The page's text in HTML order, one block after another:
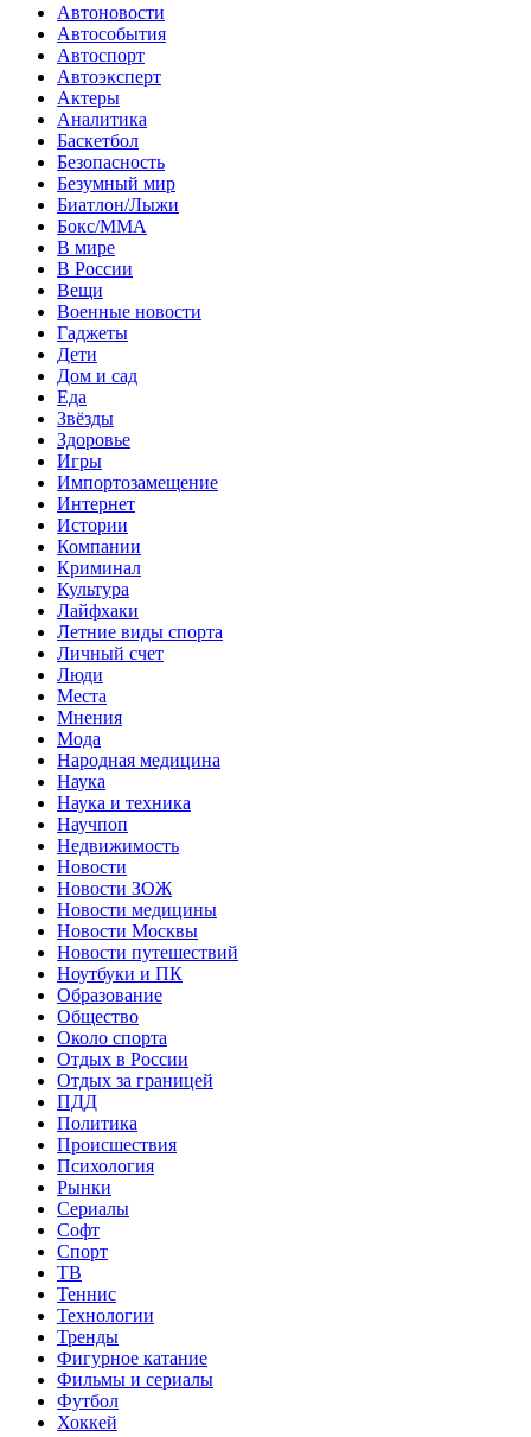
Автоновости
Автособытия
Автоспорт
Автоэксперт
Актеры
Аналитика
Баскетбол
Безопасность
Безумный мир
Биатлон/Лыжи
Бокс/MMA
В мире
В России
Вещи
Военные новости
Гаджеты
Дети
Дом и сад
Еда
Звёзды
Здоровье
Игры
Импортозамещение
Интернет
Истории
Компании
Криминал
Культура
Лайфхаки
Летние виды спорта
Личный счет
Люди
Места
Мнения
Мода
Народная медицина
Наука
Наука и техника
Научпоп
Недвижимость
Новости
Новости ЗОЖ
Новости медицины
Новости Москвы
Новости путешествий
Ноутбуки и ПК
Образование
Общество
Около спорта
Отдых в России
Отдых за границей
ПДД
Политика
Происшествия
Психология
Рынки
Сериалы
Софт
Спорт
ТВ
Теннис
Технологии
Тренды
Фигурное катание
Фильмы и сериалы
Футбол
Хоккей